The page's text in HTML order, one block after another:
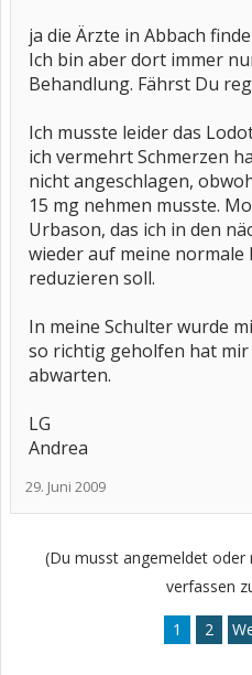
ja die Ärzte in Abbach
Ich bin aber dort immer
Behandlung. Fährst Du
Ich musste leider das
ich vermehrt Schmerzen
nicht angeschlagen,
15 mg nehmen musste.
Urbason, das ich in den
wieder auf meine normale
reduzieren soll.
In meine Schulter wurde
so richtig geholfen hat mir
abwarten.
LG
Andrea
29. Juni 2009
(Du musst angemeldet
verfassen
1 2